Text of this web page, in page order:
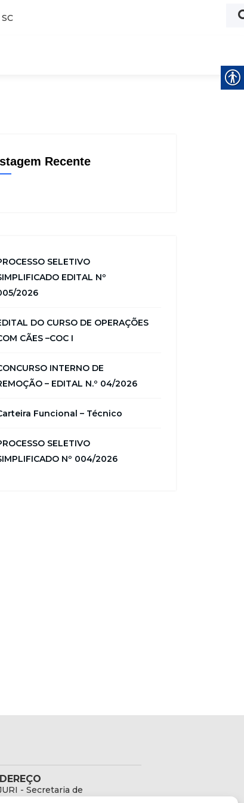
Recente
SELETIVO
EDITAL Nº
2026
DO CURSO DE OPERAÇÕES
CÃES –COC I
INTERNO DE
– EDITAL N.º 04/2026
Funcional – Técnico
SELETIVO
Nº 004/2026
- Secretaria de